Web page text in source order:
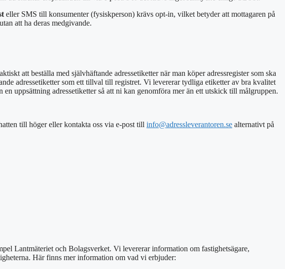
eller SMS till konsumenter (fysiskperson) krävs opt-in, vilket betyder att mottagaren på
att ha deras medgivande.
att beställa med självhäftande adressetiketter när man köper adressregister som ska
adressetiketter som ett tillval till registret. Vi levererar tydliga etiketter av bra kvalitet
uppsättning adressetiketter så att ni kan genomföra mer än ett utskick till målgruppen.
till höger ellerkontakta oss via e-post till info@adressleverantoren.se alternativt på
Lantmäteriet och Bolagsverket. Vi levererar information om fastighetsägare,
Här finns mer information om vad vi erbjuder: